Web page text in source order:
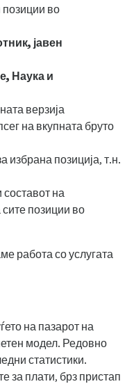
позиции во
јавен
Наука и
верзија
на вкупната бруто
избрана позиција, т.н.
на
позиции во
работа со услугата
на пазарот на
модел. Редовно
статистики.
за плати, брз пристап